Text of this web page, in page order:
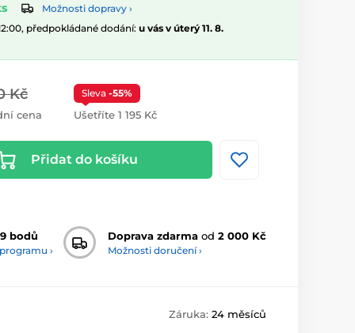
Možnosti dopravy ›
předpokládané dodání: u vás v úterý 11. 8.
Kč
cena
Sleva -55%
Ušetříte 1 195 Kč
Přidat do košíku
bodů
›
Doprava zdarma od 2 000 Kč
Možnosti doručení ›
Záruka: 24 měsíců